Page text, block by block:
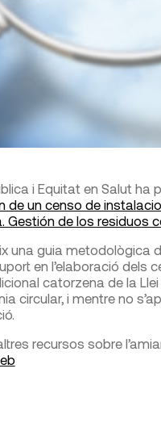
i Equitat en Salut ha
de un censo de
Gestión de los residuos
una guia metodològica
en l’elaboració dels
catorzena de la
circular, i mentre no
recursos sobre